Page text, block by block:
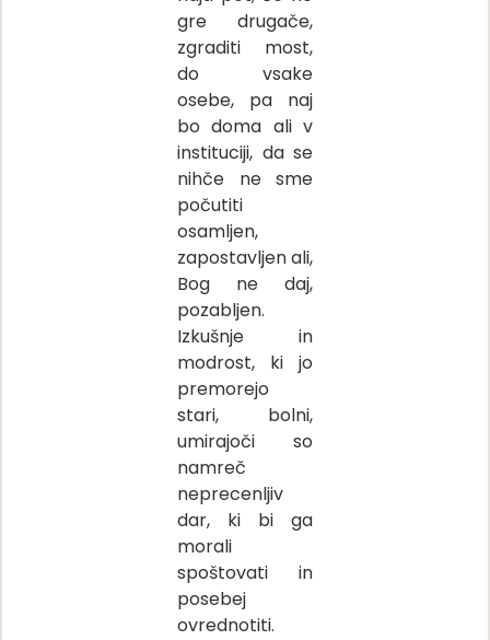
gre drugače,
zgraditi most,
do vsake
osebe, pa naj
bo doma ali v
instituciji, da se
nihče ne sme
počutiti
osamljen,
zapostavljen ali,
Bog ne daj,
pozabljen.
Izkušnje in
modrost, ki jo
premorejo
stari, bolni,
umirajoči so
namreč
neprecenljiv
dar, ki bi ga
morali
spoštovati in
posebej
ovrednotiti.